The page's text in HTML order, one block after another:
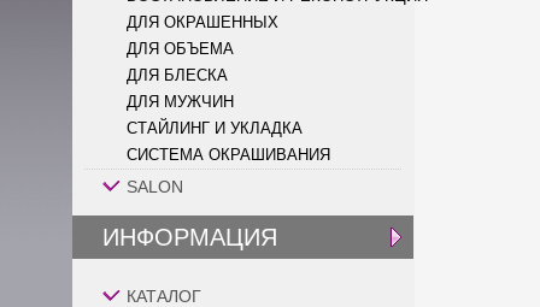
ДЛЯ ОКРАШЕННЫХ
ДЛЯ ОБЪЕМА
ДЛЯ БЛЕСКА
ДЛЯ МУЖЧИН
СТАЙЛИНГ И УКЛАДКА
СИСТЕМА ОКРАШИВАНИЯ
SALON
ИНФОРМАЦИЯ
КАТАЛОГ